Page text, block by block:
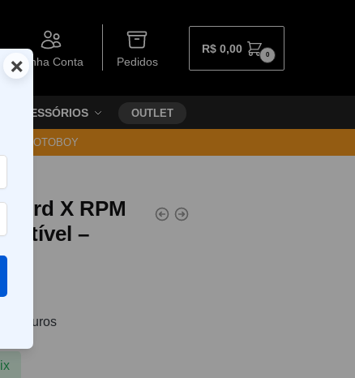
Minha Conta Pedidos
R$ 0,00 0
ACESSÓRIOS OUTLET
VIA MOTOBOY
X RPM
–
sem juros
×